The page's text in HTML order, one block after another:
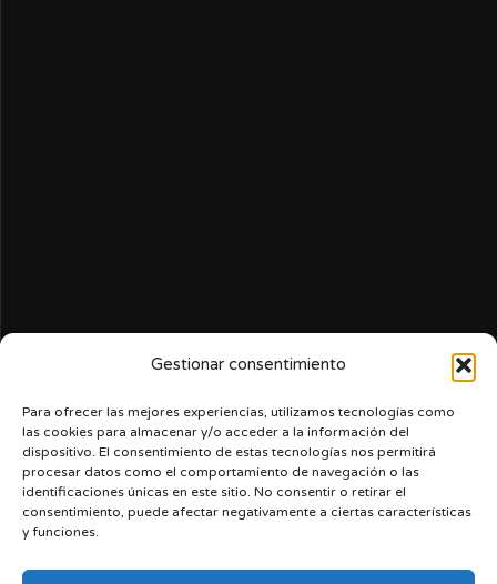
Gestionar consentimiento
Para ofrecer las mejores experiencias, utilizamos tecnologías como
las cookies para almacenar y/o acceder a la información del
dispositivo. El consentimiento de estas tecnologías nos permitirá
procesar datos como el comportamiento de navegación o las
identificaciones únicas en este sitio. No consentir o retirar el
consentimiento, puede afectar negativamente a ciertas características
y funciones.